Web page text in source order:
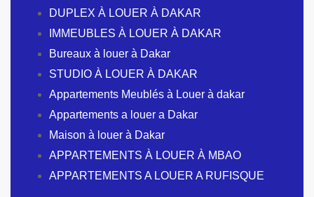
DUPLEX À LOUER À DAKAR
IMMEUBLES À LOUER À DAKAR
Bureaux à louer à Dakar
STUDIO À LOUER À DAKAR
Appartements Meublés à Louer à dakar
Appartements a louer a Dakar
Maison à louer à Dakar
APPARTEMENTS À LOUER À MBAO
APPARTEMENTS A LOUER A RUFISQUE